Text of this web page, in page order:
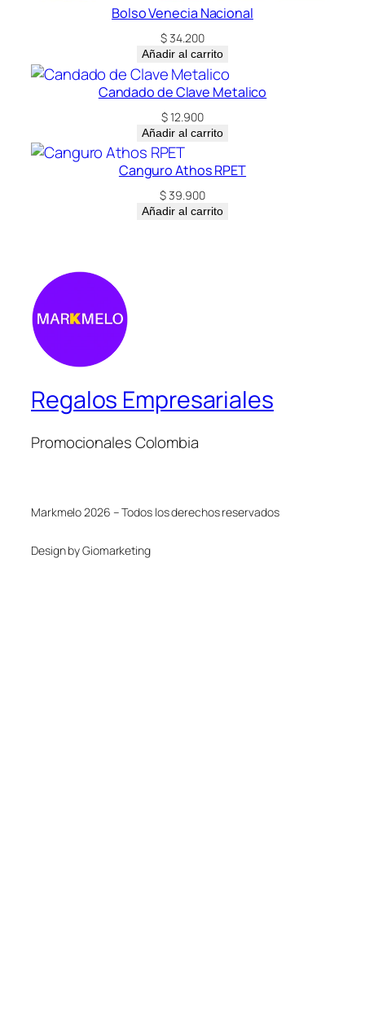
Bolso Venecia Nacional
$34.200
Añadir al carrito
Candado de Clave Metalico
$12.900
Añadir al carrito
Canguro Athos RPET
$39.900
Añadir al carrito
Regalos Empresariales
Promocionales Colombia
Markmelo 2026 – Todos los derechos reservados
Design by Giomarketing